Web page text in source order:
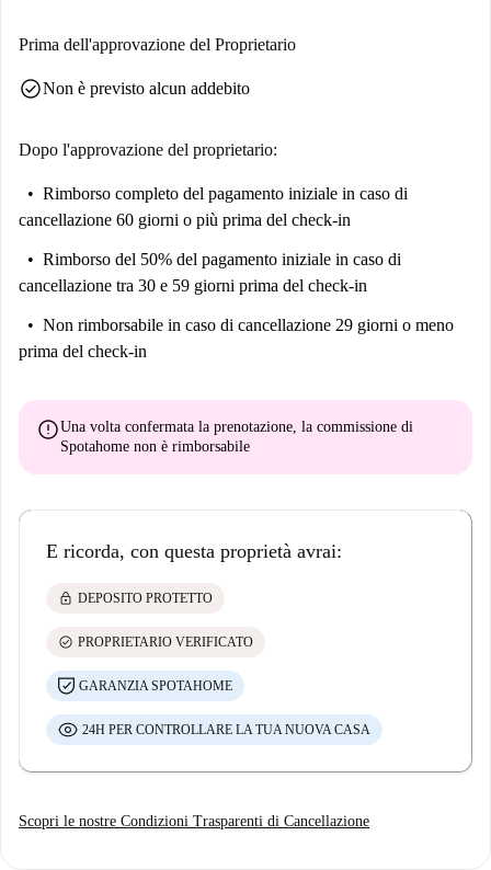
Leopoldo de Luis, Calle de Bravo Murillo e l'imponente murale
quartiere dinamico.
Prima dell'approvazione del Proprietario
check_circleNon è previsto alcun addebito
Dopo l'approvazione del proprietario:
Rimborso completo del pagamento iniziale in caso di
cancellazione 60 giorni o più prima del check-in
Rimborso del 50% del pagamento iniziale in caso di
cancellazione tra 30 e 59 giorni prima del check-in
Non rimborsabile in caso di cancellazione 29 giorni o meno
prima del check-in
errorUna volta confermata la prenotazione, la commissione di
Spotahome non è rimborsabile
E ricorda, con questa proprietà avrai:
lock DEPOSITO PROTETTO
check_circle PROPRIETARIO VERIFICATO
GARANZIA SPOTAHOME
24H PER CONTROLLARE LA TUA NUOVA CASA
Scopri le nostre Condizioni Trasparenti di Cancellazione